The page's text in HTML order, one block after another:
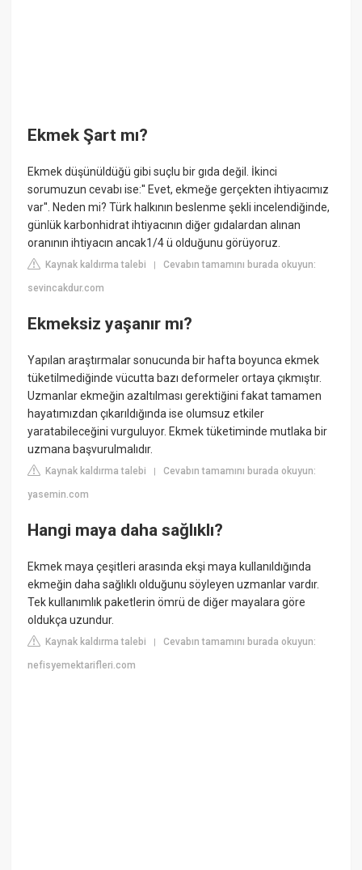
Ekmek Şart mı?
Ekmek düşünüldüğü gibi suçlu bir gıda değil. İkinci
sorumuzun cevabı ise:'' Evet, ekmeğe gerçekten ihtiyacımız
var''. Neden mi? Türk halkının beslenme şekli incelendiğinde,
günlük karbonhidrat ihtiyacının diğer gıdalardan alınan
oranının ihtiyacın ancak1/4 ü olduğunu görüyoruz.
Kaynak kaldırma talebi |Cevabın tamamını burada okuyun:
sevincakdur.com
Ekmeksiz yaşanır mı?
Yapılan araştırmalar sonucunda bir hafta boyunca ekmek
tüketilmediğinde vücutta bazı deformeler ortaya çıkmıştır.
Uzmanlar ekmeğin azaltılması gerektiğini fakat tamamen
hayatımızdan çıkarıldığında ise olumsuz etkiler
yaratabileceğini vurguluyor. Ekmek tüketiminde mutlaka bir
uzmana başvurulmalıdır.
Kaynak kaldırma talebi |Cevabın tamamını burada okuyun:
yasemin.com
Hangi maya daha sağlıklı?
Ekmek maya çeşitleri arasında ekşi maya kullanıldığında
ekmeğin daha sağlıklı olduğunu söyleyen uzmanlar vardır.
Tek kullanımlık paketlerin ömrü de diğer mayalara göre
oldukça uzundur.
Kaynak kaldırma talebi |Cevabın tamamını burada okuyun:
nefisyemektarifleri.com